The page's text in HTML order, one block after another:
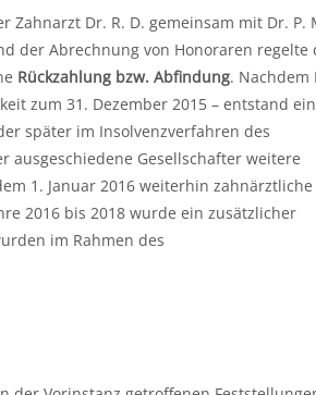
Zahnarzt Dr. R. D. gemeinsam mit Dr. P.
der Abrechnung von Honoraren regelte
Rückzahlung bzw. Abfindung. Nachdem
zum 31. Dezember 2015 – entstand ein
später im Insolvenzverfahren des
ausgeschiedene Gesellschafter weitere
1. Januar 2016 weiterhin zahnärztliche
2016 bis 2018 wurde ein zusätzlicher
im Rahmen des